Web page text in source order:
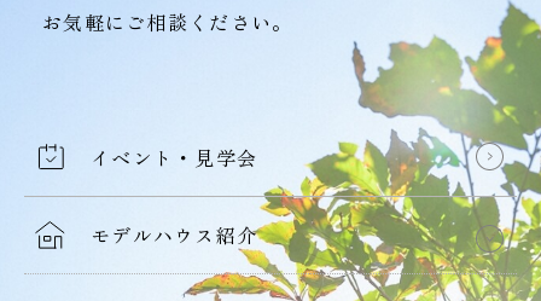
お気軽にご相談ください。
イベント・見学会
モデルハウス紹介